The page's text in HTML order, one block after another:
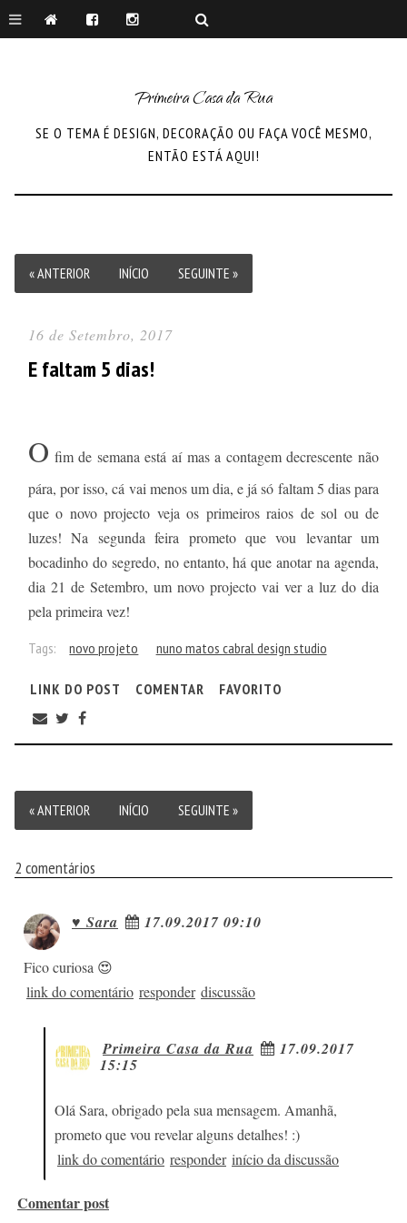
Primeira Casa da Rua
SE O TEMA É DESIGN, DECORAÇÃO OU FAÇA VOCÊ MESMO,
ENTÃO ESTÁ AQUI!
« ANTERIOR INÍCIO SEGUINTE »
16 de Setembro, 2017
E faltam 5 dias!
O fim de semana está aí mas a contagem decrescente não
pára, por isso, cá vai menos um dia, e já só faltam 5 dias para
que o novo projecto veja os primeiros raios de sol ou de
luzes! Na segunda feira prometo que vou levantar um
bocadinho do segredo, no entanto, há que anotar na agenda,
dia 21 de Setembro, um novo projecto vai ver a luz do dia
pela primeira vez!
Tags: novo projeto nuno matos cabral design studio
LINK DO POST COMENTAR FAVORITO
« ANTERIOR INÍCIO SEGUINTE »
2 comentários
♥ Sara 17.09.2017 09:10
Fico curiosa 😍
link do comentário responder discussão
Primeira Casa da Rua
17.09.2017
15:15
Olá Sara, obrigado pela sua mensagem. Amanhã,
prometo que vou revelar alguns detalhes! :)
link do comentário responder início da discussão
Comentar post